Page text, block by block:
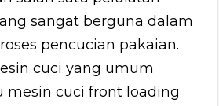
sangat berguna dalam
pencucian pakaian.
cuci yang umum
mesin cuci front loading